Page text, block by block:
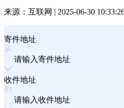
来源： 互联网 | 2025-06-30
寄件地址
请输入寄件地址
收件地址
请输入收件地址